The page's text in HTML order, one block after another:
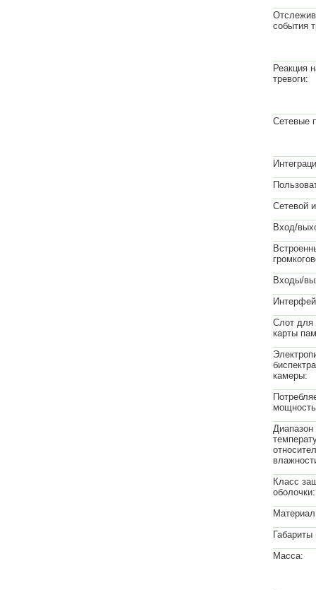
события
Реакция
тревоги:
Сетевые
Сетевой
Вход/
Входы/
Слот для
карты
камеры:
Диапазон
Класс
оболочки:
Масса: